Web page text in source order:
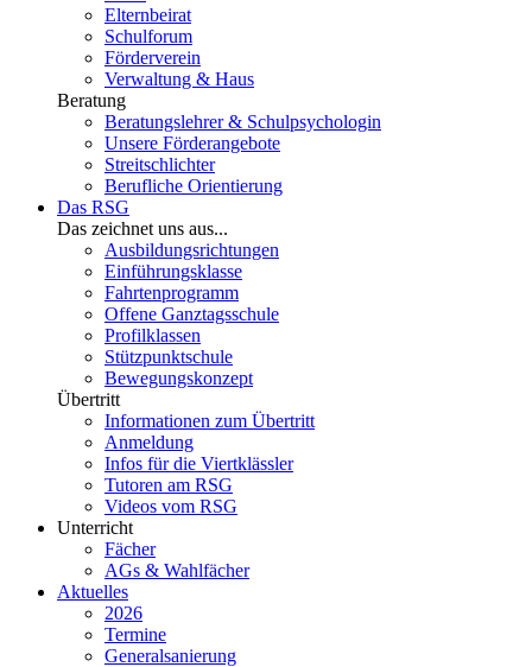
Elternbeirat
Schulforum
Förderverein
Verwaltung & Haus
Beratung
Beratungslehrer & Schulpsychologin
Unsere Förderangebote
Streitschlichter
Berufliche Orientierung
Das RSG
Das zeichnet uns aus...
Ausbildungsrichtungen
Einführungsklasse
Fahrtenprogramm
Offene Ganztagsschule
Profilklassen
Stützpunktschule
Bewegungskonzept
Übertritt
Informationen zum Übertritt
Anmeldung
Infos für die Viertklässler
Tutoren am RSG
Videos vom RSG
Unterricht
Fächer
AGs & Wahlfächer
Aktuelles
2026
Termine
Generalsanierung